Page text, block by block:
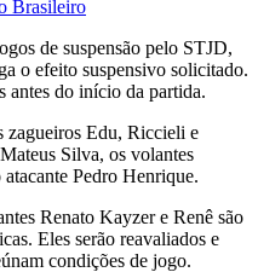
Brasileiro
de suspensão pelo STJD,
o efeito suspensivo solicitado.
antes do início da partida.
zagueiros Edu, Riccieli e
Silva, os volantes
Pedro Henrique.
Renato Kayzer e Renê são
Eles serão reavaliados e
condições de jogo.